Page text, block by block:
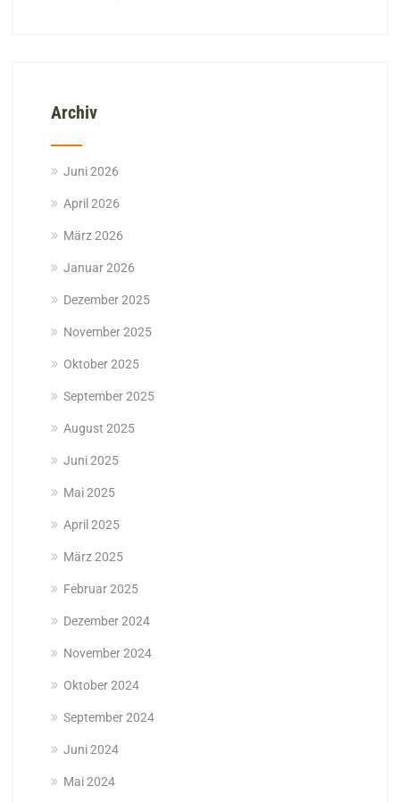
Archiv
Juni 2026
April 2026
März 2026
Januar 2026
Dezember 2025
November 2025
Oktober 2025
September 2025
August 2025
Juni 2025
Mai 2025
April 2025
März 2025
Februar 2025
Dezember 2024
November 2024
Oktober 2024
September 2024
Juni 2024
Mai 2024